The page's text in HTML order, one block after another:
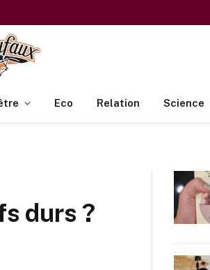
Eco Relation Science
durs ?